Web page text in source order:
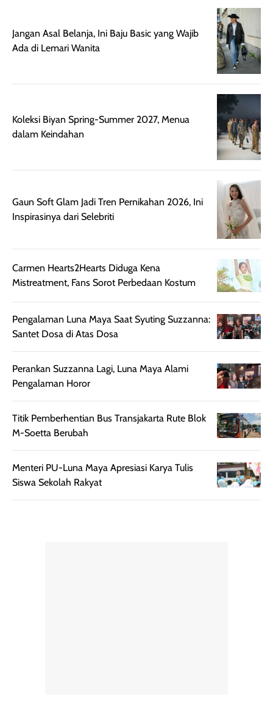
Jangan Asal Belanja, Ini Baju Basic yang Wajib
Ada di Lemari Wanita
Koleksi Biyan Spring-Summer 2027, Menua
dalam Keindahan
Gaun Soft Glam Jadi Tren Pernikahan 2026, Ini
Inspirasinya dari Selebriti
Carmen Hearts2Hearts Diduga Kena
Mistreatment, Fans Sorot Perbedaan Kostum
Pengalaman Luna Maya Saat Syuting Suzzanna:
Santet Dosa di Atas Dosa
Perankan Suzzanna Lagi, Luna Maya Alami
Pengalaman Horor
Titik Pemberhentian Bus Transjakarta Rute Blok
M-Soetta Berubah
Menteri PU-Luna Maya Apresiasi Karya Tulis
Siswa Sekolah Rakyat